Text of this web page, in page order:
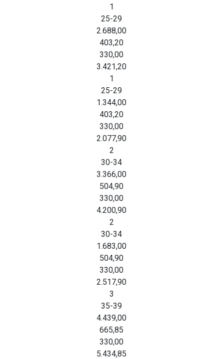
1
25-29
2.688,00
403,20
330,00
3.421,20
1
25-29
1.344,00
403,20
330,00
2.077,90
2
30-34
3.366,00
504,90
330,00
4.200,90
2
30-34
1.683,00
504,90
330,00
2.517,90
3
35-39
4.439,00
665,85
330,00
5.434,85